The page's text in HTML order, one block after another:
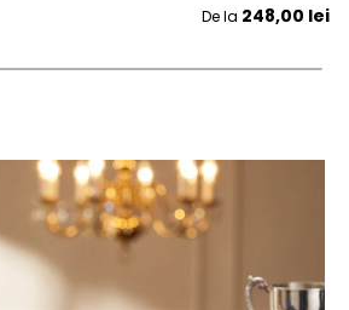
Pret initial
De la 248,00 lei